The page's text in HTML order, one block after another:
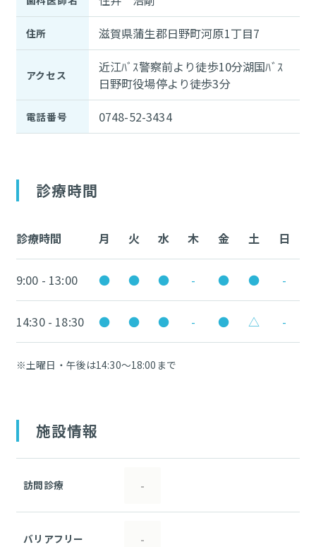
住所 滋賀県蒲生郡日野町河原1丁目7
アクセス
近江ﾊﾞｽ警察前より徒歩10分湖国ﾊﾞｽ
日野町役場停より徒歩3分
電話番号 0748-52-3434
診療時間
診療時間 月 火 水 木 金 土 日
9:00 - 13:00 ● ● ● - ● ● -
14:30 - 18:30 ● ● ● - ● △ -
※土曜日・午後は14:30～18:00まで
施設情報
訪問診療 -
バリアフリー -